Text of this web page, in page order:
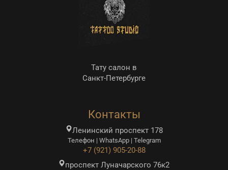
Тату салон в
Санкт-Петербурге
Контакты
Ленинский проспект 178
Телефон | WhatsApp | Telegram
+7 (921) 905-20-88
проспект Луначарского 76к2